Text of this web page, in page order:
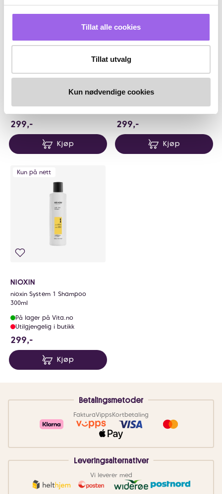
Tillat alle cookies
Tillat utvalg
Kun nødvendige cookies
nioxin System 2 Conditioner
299,-
Kjøp
nioxin System 3 Conditioner
299,-
Kjøp
Kun på nett
NIOXIN
nioxin System 1 Shampoo
300ml
På lager på Vita.no
Utilgjengelig i butikk
299,-
Kjøp
Betalingsmetoder
FakturaVippsKortbetaling
Leveringsalternativer
Vi leverer med